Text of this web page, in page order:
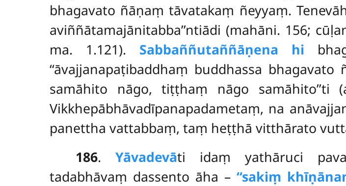
bhagavato ñāṇaṃ tāvatakaṃ ñeyyaṃ.
aviññātamajānitabba’’ntiādi (mahāni. 156;
ma. 1.121). Sabbaññutaññāṇena hi
‘‘āvajjanapaṭibaddhaṃ buddhassa bhagavato
samāhito nāgo, tiṭṭhaṃ nāgo
Vikkhepābhāvadīpanapadametaṃ, na
panettha vattabbaṃ, taṃ heṭṭhā vitthārato
186.Yāvadevāti idaṃ yathāruci
tadabhāvaṃ dassento āha – ‘‘sakiṃ